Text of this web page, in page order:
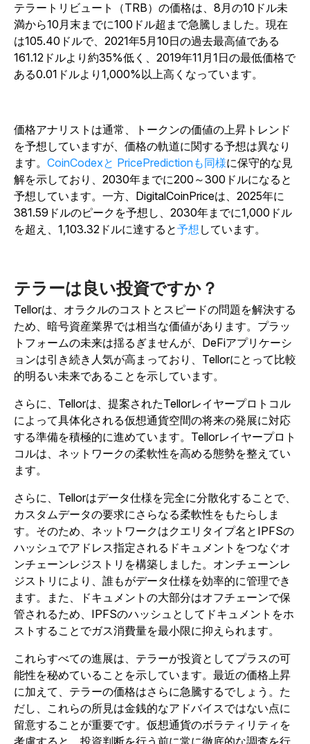
テラートリビュート（TRB）の価格は、8月の10ドル未
満から10月末までに100ドル超まで急騰しました。現在
は105.40ドルで、2021年5月10日の過去最高値である
161.12ドルより約35%低く、2019年11月1日の最低価格で
ある0.01ドルより1,000%以上高くなっています。
価格アナリストは通常、トークンの価値の上昇トレンド
を予想していますが、価格の軌道に関する予想は異なり
ます。 CoinCodexと PricePredictionも同様に保守的な見
解を示しており、2030年までに200～300ドルになると
予想しています。一方、DigitalCoinPriceは、2025年に
381.59ドルのピークを予想し、2030年までに1,000ドル
を超え、1,103.32ドルに達すると予想 しています。
テラーは良い投資ですか？
Tellorは、オラクルのコストとスピードの問題を解決する
ため、暗号資産業界では相当な価値があります。プラッ
トフォームの未来は揺るぎませんが、DeFiアプリケーシ
ョンは引き続き人気が高まっており、Tellorにとって比較
的明るい未来であることを示しています。
さらに、Tellorは、提案されたTellorレイヤープロトコル
によって具体化される仮想通貨空間の将来の発展に対応
する準備を積極的に進めています。Tellorレイヤープロト
コルは、ネットワークの柔軟性を高める態勢を整えてい
ます。
さらに、Tellorはデータ仕様を完全に分散化することで、
カスタムデータの要求にさらなる柔軟性をもたらしま
す。そのため、ネットワークはクエリタイプ名とIPFSの
ハッシュでアドレス指定されるドキュメントをつなぐオ
ンチェーンレジストリを構築しました。オンチェーンレ
ジストリにより、誰もがデータ仕様を効率的に管理でき
ます。また、ドキュメントの大部分はオフチェーンで保
管されるため、IPFSのハッシュとしてドキュメントをホ
ストすることでガス消費量を最小限に抑えられます。
これらすべての進展は、テラーが投資としてプラスの可
能性を秘めていることを示しています。最近の価格上昇
に加えて、テラーの価格はさらに急騰するでしょう。た
だし、これらの所見は金銭的なアドバイスではない点に
留意することが重要です。仮想通貨のボラティリティを
考慮すると、投資判断を行う前に常に徹底的な調査を行